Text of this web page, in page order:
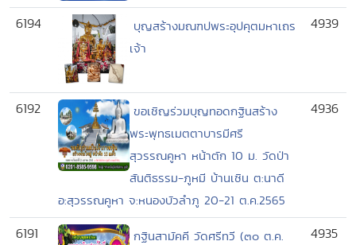
6194
บุญสร้างมณฑปพระอุปคุตมหาเถร
เจ้า
4939
6192
ขอเชิญร่วมบุญทอดกฐินสร้าง
พระพุทธเมตตาบารมีศรี
สุวรรณคูหา หน้าตัก 10 ม. วัดป่า
สันติธรรม-ภูหมี บ้านเซิน ต:นาดี
อ:สุวรรณคูหา จ:หนองบัวลำภู 20-21 ต.ค.2565
4936
6191
กฐินสามัคคี วัดศรีทวี (๓๐ ต.ค.
4935